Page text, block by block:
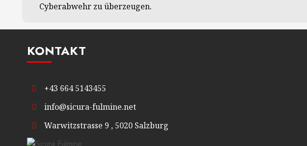
Cyberabwehr zu überzeugen.
KONTAKT
+43 664 5143455
info@sicura-fulmine.net
Warwitzstrasse 9 , 5020 Salzburg